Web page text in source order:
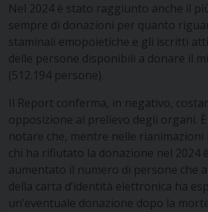
Nel 2024 è stato raggiunto anche il
sempre di donazioni per quanto
staminali emopoietiche e gli iscritti
delle persone disponibili a donare il
(512.194 persone).
Il Report conferma, in negativo,
opposizione al prelievo degli organi.
notare che, mentre nelle rianimazioni
chi ha rifiutato la donazione nel 2024
aumentato il numero di persone che
della carta d’identità elettronica ha
un’eventuale donazione dopo la